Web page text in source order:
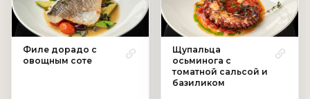
Филе дорадо с
овощным соте
Щупальца
осьминога с
томатной сальсой и
базиликом